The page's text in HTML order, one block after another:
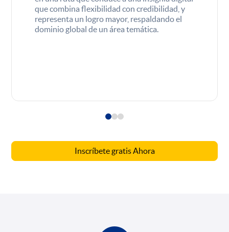
que combina flexibilidad con credibilidad, y
representa un logro mayor, respaldando el
dominio global de un área temática.
Inscríbete gratis Ahora